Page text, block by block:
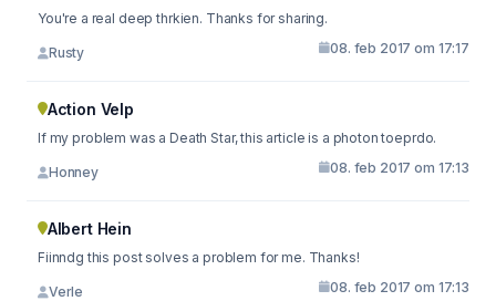
You're a real deep thrkien. Thanks for sharing.
Rusty 08. feb 2017 om 17:17
Action Velp
If my problem was a Death Star, this article is a photon toeprdo.
Honney 08. feb 2017 om 17:13
Albert Hein
Fiinndg this post solves a problem for me. Thanks!
Verle 08. feb 2017 om 17:13